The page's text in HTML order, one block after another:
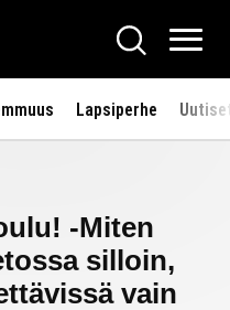
Hae
Lapsiperhe
-Miten
silloin,
vain